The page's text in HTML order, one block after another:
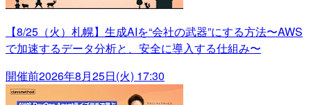
【8/25（火）札幌】生成AIを“会社の武器”にする方法〜AWS
で加速するデータ分析と、安全に導入する仕組み〜
開催前2026年8月25日(火) 17:30